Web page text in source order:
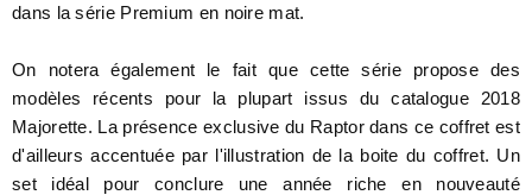
dans la série Premium en noire mat.
On notera également le fait que cette série propose des
modèles récents pour la plupart issus du catalogue 2018
Majorette. La présence exclusive du Raptor dans ce coffret est
d'ailleurs accentuée par l'illustration de la boite du coffret. Un
set idéal pour conclure une année riche en nouveauté